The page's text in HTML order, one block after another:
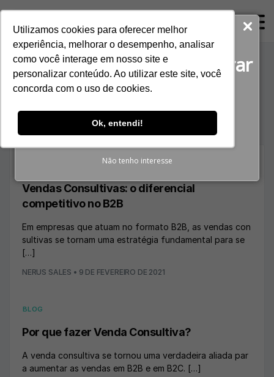
Baixe agora gratuitamente!
O guia completo para gerar
Reuniões Qualificadas
BAIXAR E-BOOK
Não tenho interesse
Utilizamos cookies para oferecer melhor
experiência, melhorar o desempenho, analisar
como você interage em nosso site e
personalizar conteúdo. Ao utilizar este site, você
concorda com o uso de cookies.
Ok, entendi!
ProspectaNerus
Tag:vendas
consultivas 5 passos
Vendas Consultivas: o diferencial
competitivo no B2B
Em empresas que atuam no formato B2B, as vendas con
sultivas se tornam uma estratégia fundamental para se
[…]
NERUS SALES • 9 DE FEVEREIRO DE 2021
BLOG
Por que fazer Venda Consultiva?
A venda consultiva se tornou uma verdadeira aliada par
a aumentar as vendas em B2B e em B2C. […]